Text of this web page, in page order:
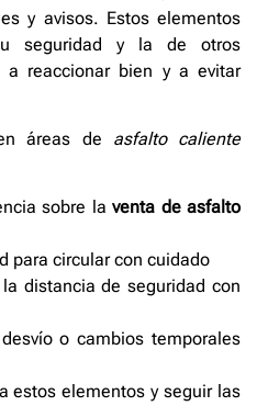
y avisos. Estos elementos
seguridad y la de otros
a reaccionar bien y a evitar
áreas de asfalto caliente
sobre laventa de asfalto
para circular con cuidado
distancia de seguridad con
o cambios temporales
estos elementos y seguir las